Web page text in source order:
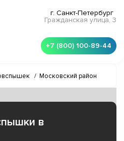
г. Санкт-Петербург
Гражданская улица, 3
+7 (800) 100-89-44
/ Московский район
в